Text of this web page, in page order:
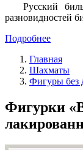
Русский
разновидностей
Подробнее
Главная
Шахматы
Фигуры без
Фигурки